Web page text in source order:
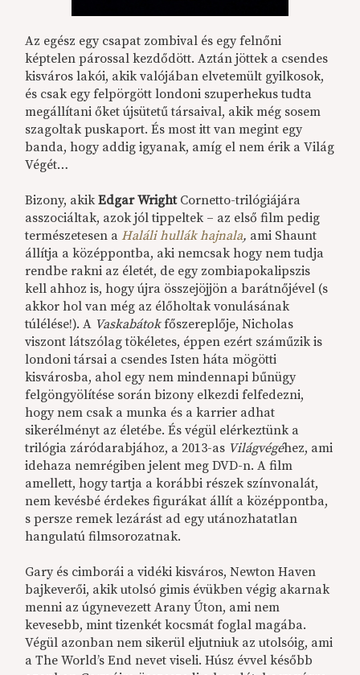
Az egész egy csapat zombival és egy felnőni
képtelen párossal kezdődött. Aztán jöttek a csendes
kisváros lakói, akik valójában elvetemült gyilkosok,
és csak egy felpörgött londoni szuperhekus tudta
megállítani őket újsütetű társaival, akik még sosem
szagoltak puskaport. És most itt van megint egy
banda, hogy addig igyanak, amíg el nem érik a Világ
Végét…
Bizony, akikEdgar WrightCornetto-trilógiájára
asszociáltak, azok jól tippeltek – az első film pedig
természetesen aHaláli hullák hajnala, ami Shaunt
állítja a középpontba, aki nemcsak hogy nem tudja
rendbe rakni az életét, de egy zombiapokalipszis
kell ahhoz is, hogy újra összejöjjön a barátnőjével (s
akkor hol van még az élőholtak vonulásának
túlélése!). A Vaskabátokfőszereplője, Nicholas
viszont látszólag tökéletes, éppen ezért száműzik is
londoni társai a csendes Isten háta mögötti
kisvárosba, ahol egy nem mindennapi bűnügy
felgöngyölítése során bizony elkezdi felfedezni,
hogy nem csak a munka és a karrier adhat
sikerélményt az életébe. És végül elérkeztünk a
trilógia záródarabjához, a 2013-as Világvégéhez, ami
idehaza nemrégiben jelent meg DVD-n. A film
amellett, hogy tartja a korábbi részek színvonalát,
nem kevésbé érdekes figurákat állít a középpontba,
s persze remek lezárást ad egy utánozhatatlan
hangulatú filmsorozatnak.
Gary és cimborái a vidéki kisváros, Newton Haven
bajkeverői, akik utolsó gimis évükben végig akarnak
menni az úgynevezett Arany Úton, ami nem
kevesebb, mint tizenkét kocsmát foglal magába.
Végül azonban nem sikerül eljutniuk az utolsóig, ami
a The World’s End nevet viseli. Húsz évvel később